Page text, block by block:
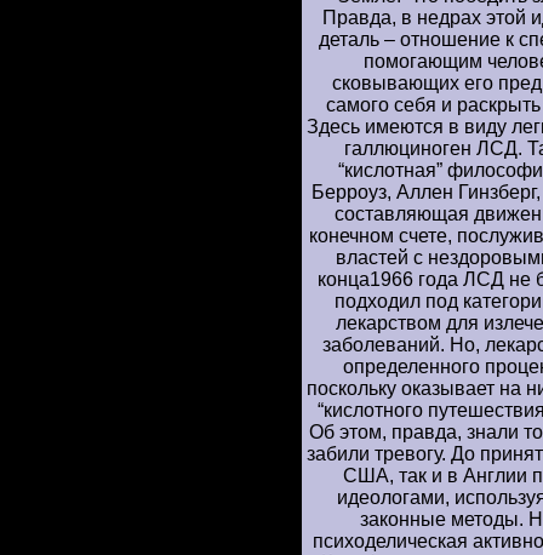
Правда, в недрах этой
деталь – отношение к
помогающим
сковывающих его
самого себя и
Здесь имеются в виду
галлюциноген ЛСД.
“кислотная”
Берроуз, Аллен
составляющая
конечном счете,
властей с
конца1966 года ЛСД не
подходил под
лекарством для
заболеваний. Но,
определенного
поскольку оказывает на
“кислотного
Об этом, правда, знали
забили тревогу. До
США, так и в Англии
идеологами,
законные методы.
психоделическая